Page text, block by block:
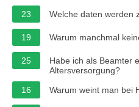
23 Welche daten werden
19 Warum manchmal
25
Habe ich als Beamter
Altersversorgung?
16
Warum weint man bei